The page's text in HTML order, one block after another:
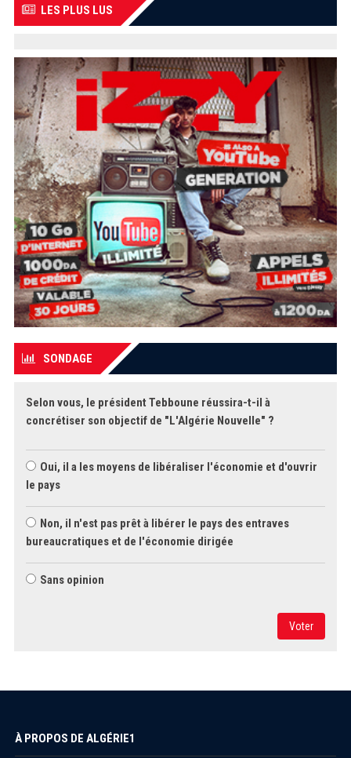
LES PLUS LUS
SONDAGE
Selon vous, le président Tebboune réussira-t-il à
concrétiser son objectif de "L'Algérie Nouvelle" ?
Oui, il a les moyens de libéraliser l'économie et d'ouvrir
le pays
Non, il n'est pas prêt à libérer le pays des entraves
bureaucratiques et de l'économie dirigée
Sans opinion
Voter
À PROPOS DE ALGÉRIE1